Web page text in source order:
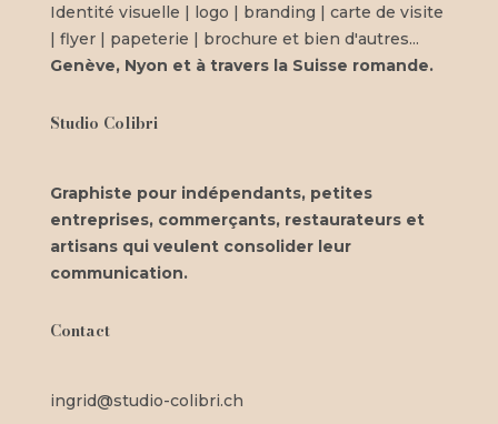
Identité visuelle | logo | branding | carte de visite
| flyer | papeterie | brochure et bien d'autres...
Genève, Nyon et à travers la Suisse romande.
Studio Colibri
Graphiste pour indépendants, petites
entreprises, commerçants, restaurateurs et
artisans qui veulent consolider leur
communication.
Contact
ingrid@studio-colibri.ch